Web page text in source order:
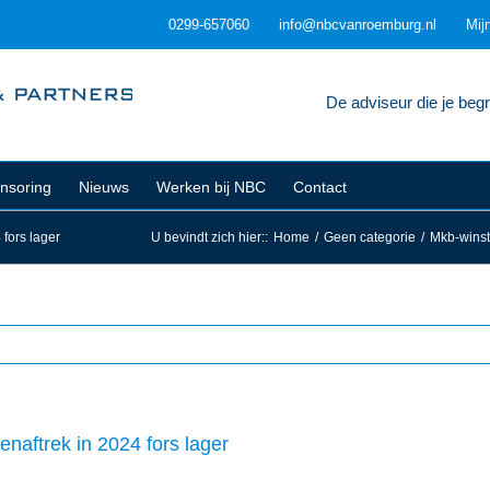
0299-657060 info@nbcvanroemburg.nl
De adviseur die je
Nieuws Werken bij NBC Contact
fors lager U bevindt zich hier:: Home / Geen categorie / Mkb-
in 2024 fors lager